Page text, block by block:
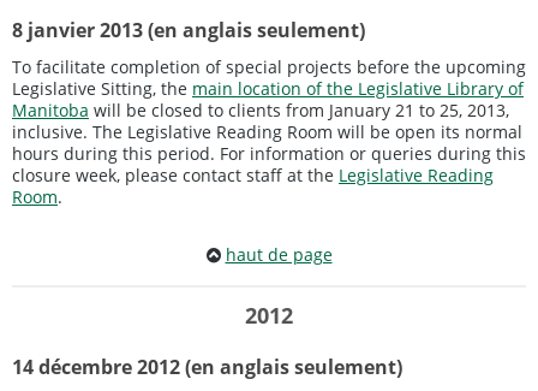
8 janvier 2013 (en anglais seulement)
To facilitate completion of special projects before the upcoming
Legislative Sitting, the main location of the Legislative Library of
Manitoba will be closed to clients from January 21 to 25, 2013,
inclusive. The Legislative Reading Room will be open its normal
hours during this period. For information or queries during this
closure week, please contact staff at the Legislative Reading
Room.
haut de page
2012
14 décembre 2012 (en anglais seulement)